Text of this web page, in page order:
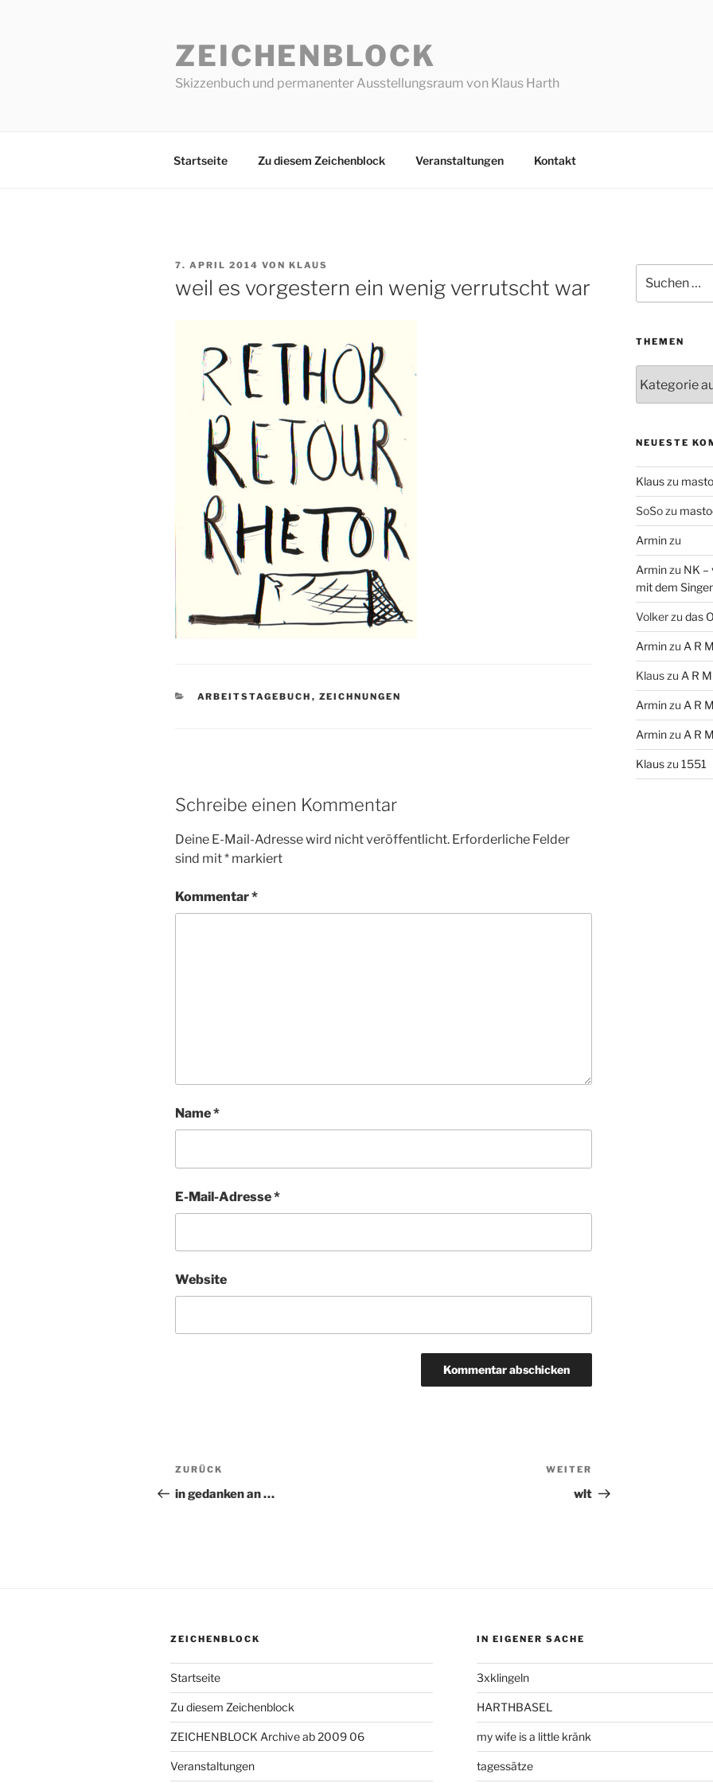
ZEICHENBLOCK
Skizzenbuch und permanenter Ausstellungsraum von Klaus Harth
Startseite Zu diesem Zeichenblock Veranstaltungen Kontakt
VERÖFFENTLICHT
7. APRIL 2014 VON KLAUS
weil es vorgestern ein wenig verrutscht war
KATEGORIEN
ARBEITSTAGEBUCH , ZEICHNUNGEN
Schreibe einen Kommentar
Deine E-Mail-Adresse wird nicht veröffentlicht. Erforderliche Felder
sind mit* markiert
Kommentar*
Name*
E-Mail-Adresse*
Website
Beitragsnavigation
Vorheriger
Beitrag
ZURÜCK
in gedanken an …
Beitrag
WEITER
wlt
nach:
THEMEN
NEUESTE
Klauszu
SoSozu
Arminzu
Arminzu NK –
mit dem
Volkerzu das
Arminzu A R
Klauszu A R
Arminzu A R
Arminzu A R
Klauszu 1551
ZEICHENBLOCK
Startseite
Zu diesem Zeichenblock
ZEICHENBLOCK Archive ab 2009 06
Veranstaltungen
IN EIGENER SACHE
3xklingeln
HARTHBASEL
my wife is a little kränk
tagessätze